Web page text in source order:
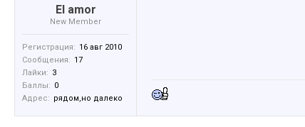
El amor
New Member
Регистрация: 16 авг 2010
Сообщения: 17
Лайки: 3
Баллы: 0
Адрес: рядом,но далеко